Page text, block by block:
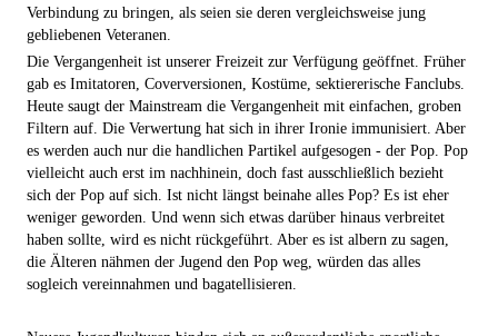
Verbindung zu bringen, als seien sie deren vergleichsweise jung
gebliebenen Veteranen.
Die Vergangenheit ist unserer Freizeit zur Verfügung geöffnet. Früher
gab es Imitatoren, Coverversionen, Kostüme, sektiererische Fanclubs.
Heute saugt der Mainstream die Vergangenheit mit einfachen, groben
Filtern auf. Die Verwertung hat sich in ihrer Ironie immunisiert. Aber
es werden auch nur die handlichen Partikel aufgesogen - der Pop. Pop
vielleicht auch erst im nachhinein, doch fast ausschließlich bezieht
sich der Pop auf sich. Ist nicht längst beinahe alles Pop? Es ist eher
weniger geworden. Und wenn sich etwas darüber hinaus verbreitet
haben sollte, wird es nicht rückgeführt. Aber es ist albern zu sagen,
die Älteren nähmen der Jugend den Pop weg, würden das alles
sogleich vereinnahmen und bagatellisieren.